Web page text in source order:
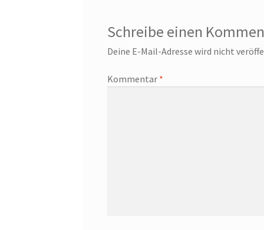
Schreibe einen
Deine E-Mail-Adresse wird nicht
Kommentar *